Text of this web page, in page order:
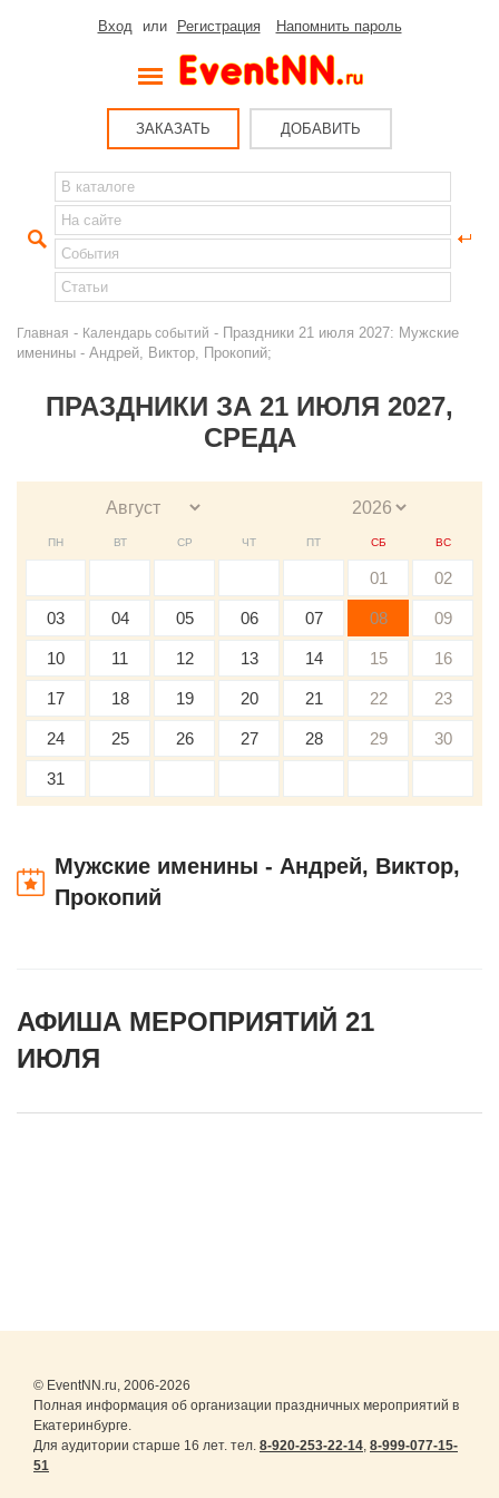
Вход или Регистрация Напомнить пароль
ЗАКАЗАТЬ ДОБАВИТЬ
Главная - Календарь событий - Праздники 21 июля 2027: Мужские
именины - Андрей, Виктор, Прокопий;
ПРАЗДНИКИ ЗА 21 ИЮЛЯ 2027,
СРЕДА
ПН ВТ СР ЧТ ПТ СБ ВС
01 02
03 04 05 06 07 08 09
10 11 12 13 14 15 16
17 18 19 20 21 22 23
24 25 26 27 28 29 30
31
Мужские именины - Андрей, Виктор,
Прокопий
АФИША МЕРОПРИЯТИЙ 21
ИЮЛЯ
© EventNN.ru, 2006-2026
Полная информация об организации праздничных мероприятий в
Екатеринбурге.
Для аудитории старше 16 лет. тел. 8-920-253-22-14, 8-999-077-15-
51